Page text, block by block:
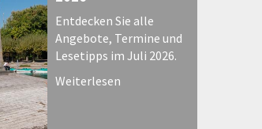
Entdecken Sie alle
Angebote, Termine und
Lesetipps im Juli 2026.
Weiterlesen